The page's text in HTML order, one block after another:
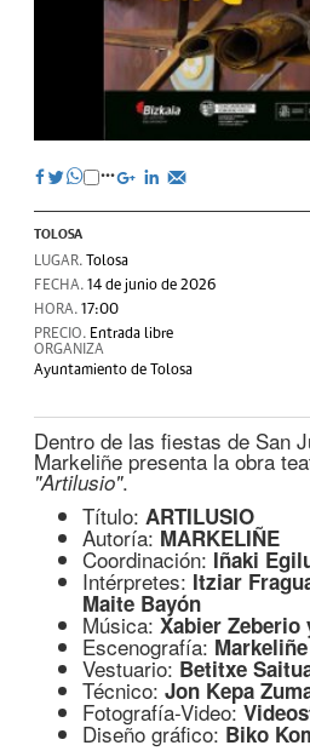
TOLOSA
LUGAR.
Tolosa
FECHA. 14 de junio de 2026
HORA. 17:00
PRECIO. Entrada libre
ORGANIZA
Ayuntamiento de Tolosa
Dentro de las fiestas de San
Markeliñe presenta la obra
"Artilusio".
Título: ARTILUSIO
Autoría: MARKELIÑE
Coordinación: Iñaki
Intérpretes: Itziar
Maite Bayón
Música: Xabier Zeberio
Escenografía:
Vestuario: Betitxe
Técnico: Jon Kepa
Fotografía-Video:
Diseño gráfico: Biko